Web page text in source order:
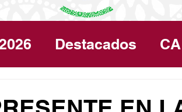
Destacados